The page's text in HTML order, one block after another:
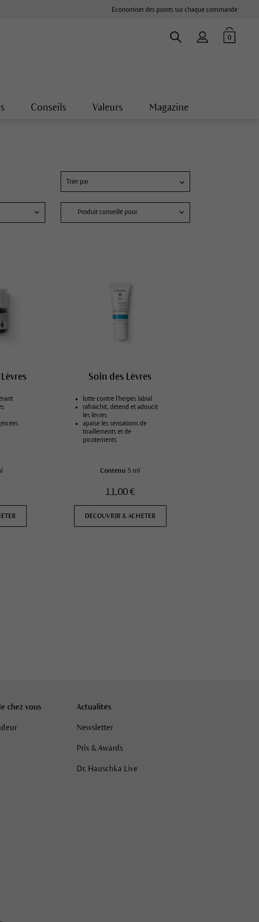
Économiser des points sur chaque commande
0
Conseils Valeurs Magazine
atopique
Produit conseillé pour
Soin des Lèvres
lutte contre l'herpès labial
rafraîchit, détend et adoucit
les lèvres
apaise les sensations de
tiraillements et de
picotements
Contenu 5 ml
11,00 €
DÉCOUVRIR & ACHETER
chez vous Actualités
Newsletter
Prix & Awards
Dr. Hauschka Live